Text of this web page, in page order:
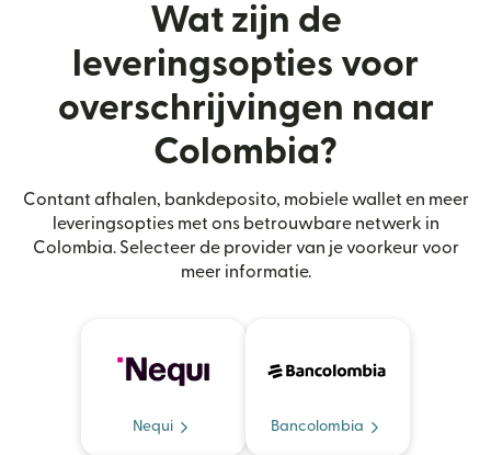
Wat zijn de
leveringsopties voor
overschrijvingen naar
Colombia?
Contant afhalen, bankdeposito, mobiele wallet en meer
leveringsopties met ons betrouwbare netwerk in
Colombia. Selecteer de provider van je voorkeur voor
meer informatie.
Nequi Bancolombia